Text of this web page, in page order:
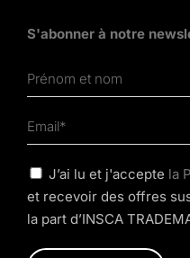
S'abonner à notre
J’ai lu et j'accepte la
et recevoir des offres
la part d’INSCA